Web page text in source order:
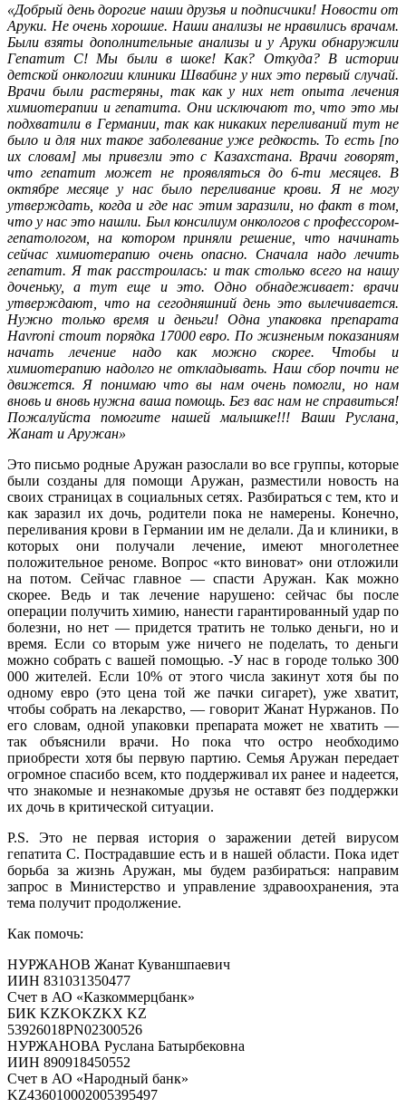
«Добрый день дорогие наши друзья и подписчики! Новости от
Аруки. Не очень хорошие. Наши анализы не нравились врачам.
Были взяты дополнительные анализы и у Аруки обнаружили
Гепатит С! Мы были в шоке! Как? Откуда? В истории
детской онкологии клиники Швабинг у них это первый случай.
Врачи были растеряны, так как у них нет опыта лечения
химиотерапии и гепатита. Они исключают то, что это мы
подхватили в Германии, так как никаких переливаний тут не
было и для них такое заболевание уже редкость. То есть [по
их словам] мы привезли это с Казахстана. Врачи говорят,
что гепатит может не проявляться до 6-ти месяцев. В
октябре месяце у нас было переливание крови. Я не могу
утверждать, когда и где нас этим заразили, но факт в том,
что у нас это нашли. Был консилиум онкологов с профессором-
гепатологом, на котором приняли решение, что начинать
сейчас химиотерапию очень опасно. Сначала надо лечить
гепатит. Я так расстроилась: и так столько всего на нашу
доченьку, а тут еще и это. Одно обнадеживает: врачи
утверждают, что на сегодняшний день это вылечивается.
Нужно только время и деньги! Одна упаковка препарата
Havroni стоит порядка 17000 евро. По жизненым показаниям
начать лечение надо как можно скорее. Чтобы и
химиотерапию надолго не откладывать. Наш сбор почти не
движется. Я понимаю что вы нам очень помогли, но нам
вновь и вновь нужна ваша помощь. Без вас нам не справиться!
Пожалуйста помогите нашей малышке!!! Ваши Руслана,
Жанат и Аружан»
Это письмо родные Аружан разослали во все группы, которые
были созданы для помощи Аружан, разместили новость на
своих страницах в социальных сетях. Разбираться с тем, кто и
как заразил их дочь, родители пока не намерены. Конечно,
переливания крови в Германии им не делали. Да и клиники, в
которых они получали лечение, имеют многолетнее
положительное реноме. Вопрос «кто виноват» они отложили
на потом. Сейчас главное — спасти Аружан. Как можно
скорее. Ведь и так лечение нарушено: сейчас бы после
операции получить химию, нанести гарантированный удар по
болезни, но нет — придется тратить не только деньги, но и
время. Если со вторым уже ничего не поделать, то деньги
можно собрать с вашей помощью. -У нас в городе только 300
000 жителей. Если 10% от этого числа закинут хотя бы по
одному евро (это цена той же пачки сигарет), уже хватит,
чтобы собрать на лекарство, — говорит Жанат Нуржанов. По
его словам, одной упаковки препарата может не хватить —
так объяснили врачи. Но пока что остро необходимо
приобрести хотя бы первую партию. Семья Аружан передает
огромное спасибо всем, кто поддерживал их ранее и надеется,
что знакомые и незнакомые друзья не оставят без поддержки
их дочь в критической ситуации.
P.S. Это не первая история о заражении детей вирусом
гепатита С. Пострадавшие есть и в нашей области. Пока идет
борьба за жизнь Аружан, мы будем разбираться: направим
запрос в Министерство и управление здравоохранения, эта
тема получит продолжение.
Как помочь:
НУРЖАНОВ Жанат Куваншпаевич
ИИН 831031350477
Счет в АО «Казкоммерцбанк»
БИК KZKOKZKX KZ
53926018PN02300526
НУРЖАНОВА Руслана Батырбековна
ИИН 890918450552
Счет в АО «Народный банк»
KZ436010002005395497